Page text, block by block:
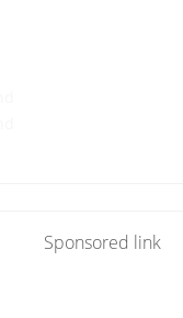
Sponsored link